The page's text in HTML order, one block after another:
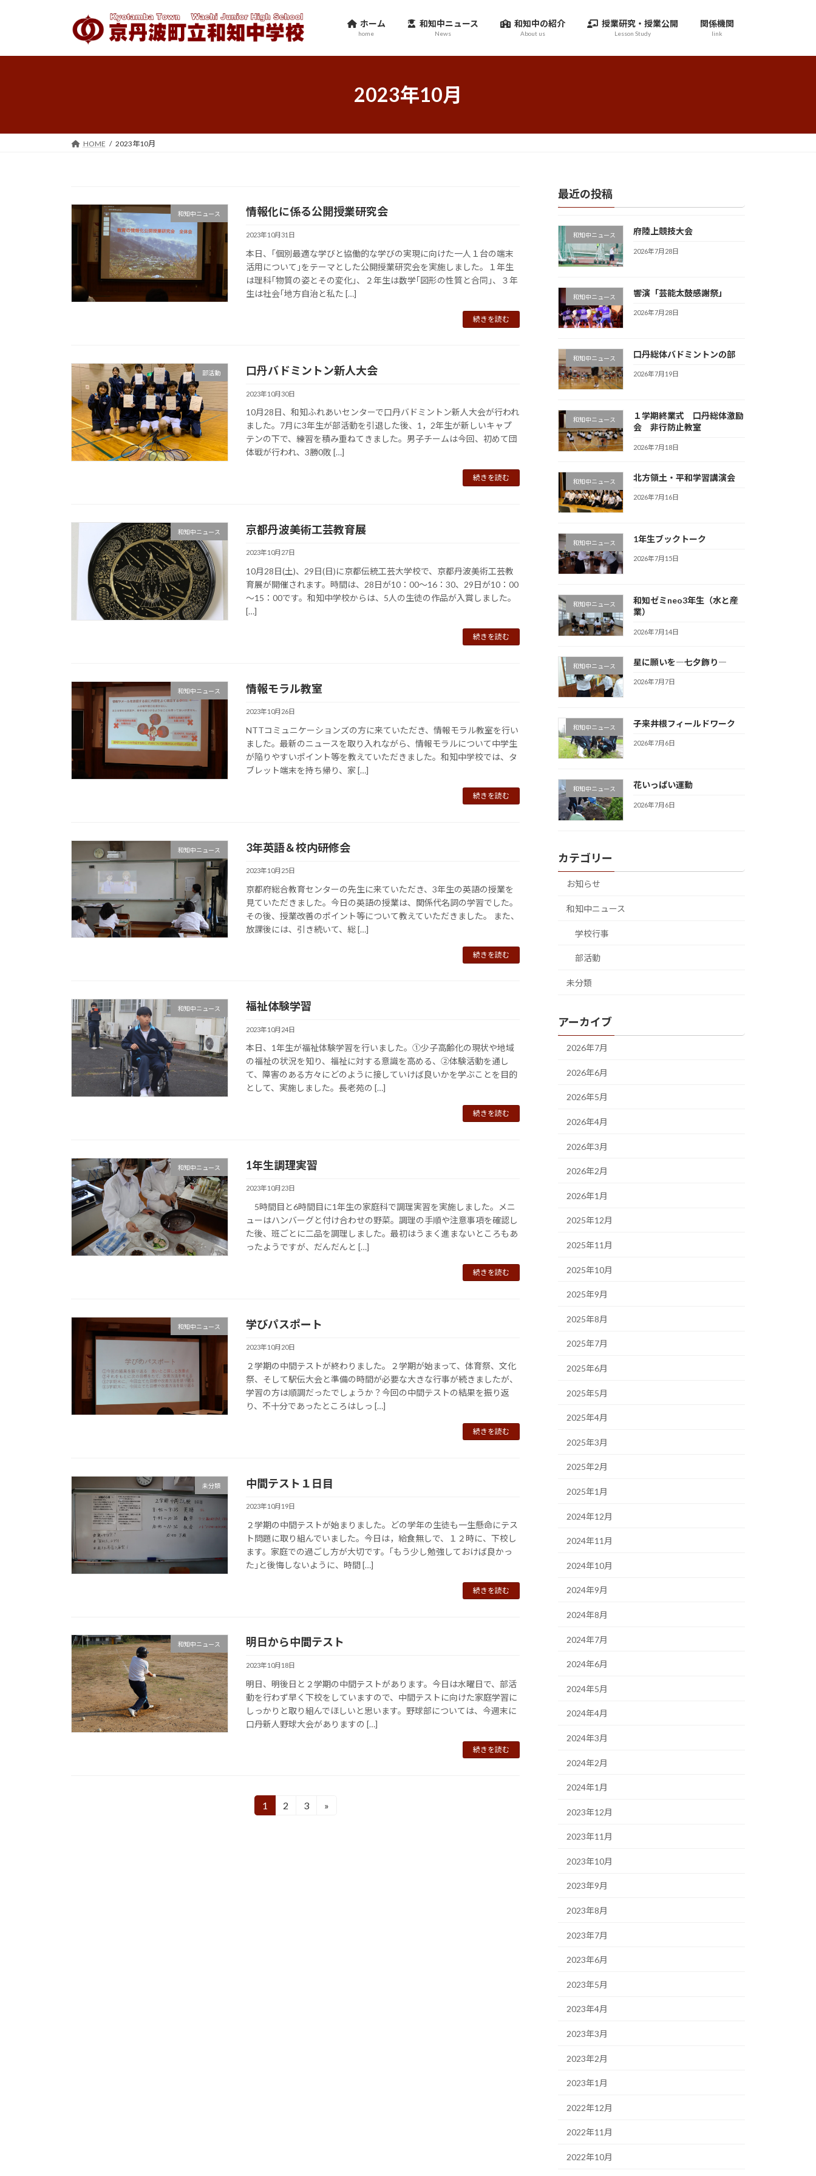
ホーム
home
和知中ニュース
News
和知中の紹介
About us
授業研究・授業公開
Lesson Study
関係機関
link
2023年10月
HOME 2023年10月
和知中ニュース 情報化に係る公開授業研究会
2023年10月31日
本日、｢個別最適な学びと協働的な学びの実現に向けた一人１台の端末
活用について｣をテーマとした公開授業研究会を実施しました。１年生
は理科｢物質の姿とその変化｣、２年生は数学｢図形の性質と合同｣、３年
生は社会｢地方自治と私た […]
続きを読む
部活動 口丹バドミントン新人大会
2023年10月30日
10月28日、和知ふれあいセンターで口丹バドミントン新人大会が行われ
ました。7月に3年生が部活動を引退した後、1，2年生が新しいキャプ
テンの下で、練習を積み重ねてきました。男子チームは今回、初めて団
体戦が行われ、3勝0敗 […]
続きを読む
和知中ニュース 京都丹波美術工芸教育展
2023年10月27日
10月28日(土)、29日(日)に京都伝統工芸大学校で、京都丹波美術工芸教
育展が開催されます。時間は、28日が10：00～16：30、29日が10：00
～15：00です。和知中学校からは、5人の生徒の作品が入賞しました。
[…]
続きを読む
和知中ニュース 情報モラル教室
2023年10月26日
NTTコミュニケーションズの方に来ていただき、情報モラル教室を行い
ました。最新のニュースを取り入れながら、情報モラルについて中学生
が陥りやすいポイント等を教えていただきました。和知中学校では、タ
ブレット端末を持ち帰り、家 […]
続きを読む
和知中ニュース 3年英語＆校内研修会
2023年10月25日
京都府総合教育センターの先生に来ていただき、3年生の英語の授業を
見ていただきました。今日の英語の授業は、関係代名詞の学習でした。
その後、授業改善のポイント等について教えていただきました。 また、
放課後には、引き続いて、総 […]
続きを読む
和知中ニュース 福祉体験学習
2023年10月24日
本日、1年生が福祉体験学習を行いました。①少子高齢化の現状や地域
の福祉の状況を知り、福祉に対する意識を高める、②体験活動を通し
て、障害のある方々にどのように接していけば良いかを学ぶことを目的
として、実施しました。長老苑の […]
続きを読む
和知中ニュース 1年生調理実習
2023年10月23日
5時間目と6時間目に1年生の家庭科で調理実習を実施しました。メニ
ューはハンバーグと付け合わせの野菜。調理の手順や注意事項を確認し
た後、班ごとに二品を調理しました。最初はうまく進まないところもあ
ったようですが、だんだんと […]
続きを読む
和知中ニュース 学びパスポート
2023年10月20日
２学期の中間テストが終わりました。２学期が始まって、体育祭、文化
祭、そして駅伝大会と準備の時間が必要な大きな行事が続きましたが、
学習の方は順調だったでしょうか？今回の中間テストの結果を振り返
り、不十分であったところはしっ […]
続きを読む
未分類 中間テスト１日目
2023年10月19日
２学期の中間テストが始まりました。どの学年の生徒も一生懸命にテス
ト問題に取り組んでいました。今日は，給食無しで、１２時に、下校し
ます。家庭での過ごし方が大切です。｢もう少し勉強しておけば良かっ
た｣と後悔しないように、時間 […]
続きを読む
和知中ニュース 明日から中間テスト
2023年10月18日
明日、明後日と２学期の中間テストがあります。今日は水曜日で、部活
動を行わず早く下校をしていますので、中間テストに向けた家庭学習に
しっかりと取り組んでほしいと思います。野球部については、今週末に
口丹新人野球大会がありますの […]
続きを読む
固
1
固
2
固
3 »
最近の投稿
和知中ニュース 府陸上競技大会
2026年7月28日
和知中ニュース 響演「芸能太鼓感謝祭」
2026年7月28日
和知中ニュース 口丹総体バドミントンの部
2026年7月19日
和知中ニュース
１学期終業式 口丹総体激励
会 非行防止教室
2026年7月18日
和知中ニュース 北方領土・平和学習講演会
2026年7月16日
和知中ニュース 1年生ブックトーク
2026年7月15日
和知中ニュース
和知ゼミneo3年生（水と産
業）
2026年7月14日
和知中ニュース 星に願いを―七夕飾り―
2026年7月7日
和知中ニュース 子来井根フィールドワーク
2026年7月6日
和知中ニュース 花いっぱい運動
2026年7月6日
カテゴリー
お知らせ
和知中ニュース
学校行事
部活動
未分類
アーカイブ
2026年7月
2026年6月
2026年5月
2026年4月
2026年3月
2026年2月
2026年1月
2025年12月
2025年11月
2025年10月
2025年9月
2025年8月
2025年7月
2025年6月
2025年5月
2025年4月
2025年3月
2025年2月
2025年1月
2024年12月
2024年11月
2024年10月
2024年9月
2024年8月
2024年7月
2024年6月
2024年5月
2024年4月
2024年3月
2024年2月
2024年1月
2023年12月
2023年11月
2023年10月
2023年9月
2023年8月
2023年7月
2023年6月
2023年5月
2023年4月
2023年3月
2023年2月
2023年1月
2022年12月
2022年11月
2022年10月